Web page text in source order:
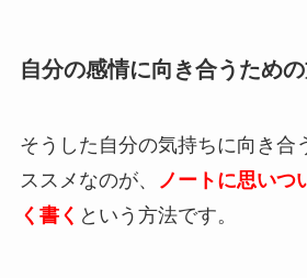
自分の感情に向き合うため
そうした自分の気持ちに向き合
ススメなのが、
ノートに思いつ
く書く という方法です。